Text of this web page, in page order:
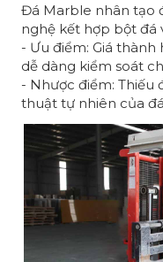
Đá Marble nhân tạo
nghệ kết hợp bột đá
- Ưu điểm: Giá thành
dễ dàng kiểm soát
- Nhược điểm: Thiếu
thuật tự nhiên của